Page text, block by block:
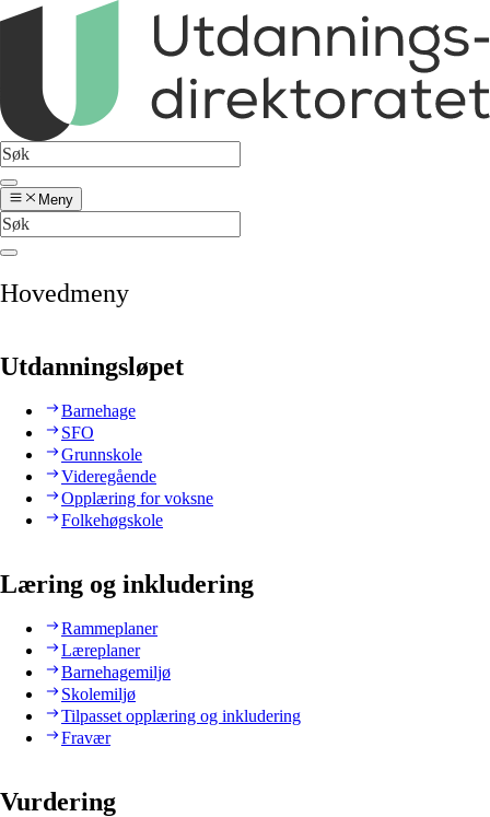
Meny
Hovedmeny
Utdanningsløpet
Barnehage
SFO
Grunnskole
Videregående
Opplæring for voksne
Folkehøgskole
Læring og inkludering
Rammeplaner
Læreplaner
Barnehagemiljø
Skolemiljø
Tilpasset opplæring og inkludering
Fravær
Vurdering